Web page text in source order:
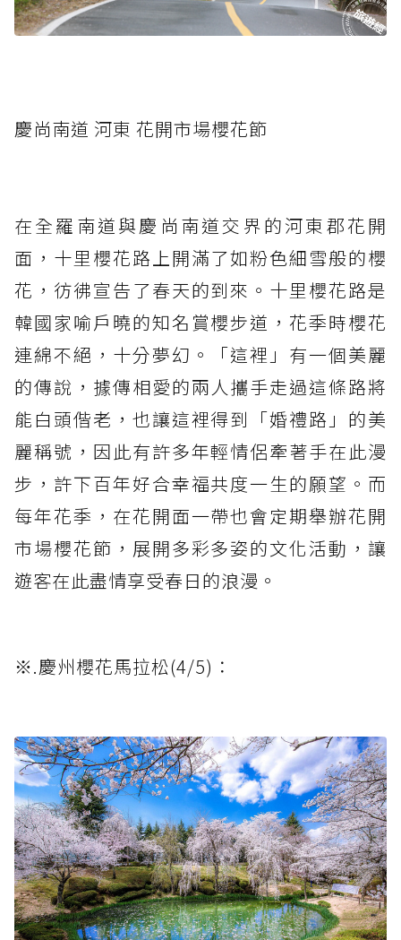
慶尚南道 河東 花開市場櫻花節
在全羅南道與慶尚南道交界的河東郡花開
面，十里櫻花路上開滿了如粉色細雪般的櫻
花，彷彿宣告了春天的到來。十里櫻花路是
韓國家喻戶曉的知名賞櫻步道，花季時櫻花
連綿不絕，十分夢幻。「這裡」有一個美麗
的傳說，據傳相愛的兩人攜手走過這條路將
能白頭偕老，也讓這裡得到「婚禮路」的美
麗稱號，因此有許多年輕情侶牽著手在此漫
步，許下百年好合幸福共度一生的願望。而
每年花季，在花開面一帶也會定期舉辦花開
市場櫻花節，展開多彩多姿的文化活動，讓
遊客在此盡情享受春日的浪漫。
※.慶州櫻花馬拉松(4/5)：